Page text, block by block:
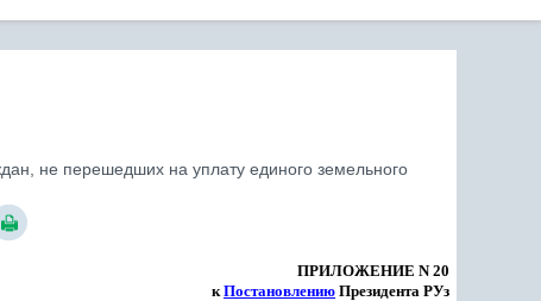
не перешедших на уплату единого земельного
ПРИЛОЖЕНИЕ N 20
кПостановлению Президента РУз